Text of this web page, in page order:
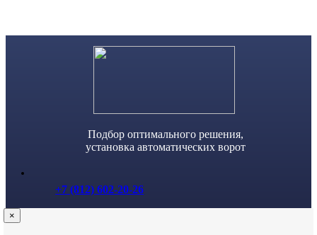
Подбор оптимального решения,
установка автоматических ворот
+7 (812) 602-20-26
×